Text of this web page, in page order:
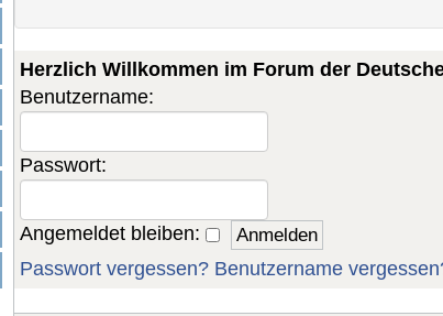
Herzlich Willkommen im Forum der
Benutzername:
Passwort:
Angemeldet bleiben:
Passwort vergessen? Benutzername